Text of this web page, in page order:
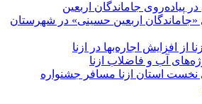
پیاده‌روی جاماندگان اربعین
«جاماندگان اربعین حسینی» در شهرستان
از افزایش اجاره‌بها در ازنا
آب و فاضلاب ازنا
استان ازنا مسافر جشنواره